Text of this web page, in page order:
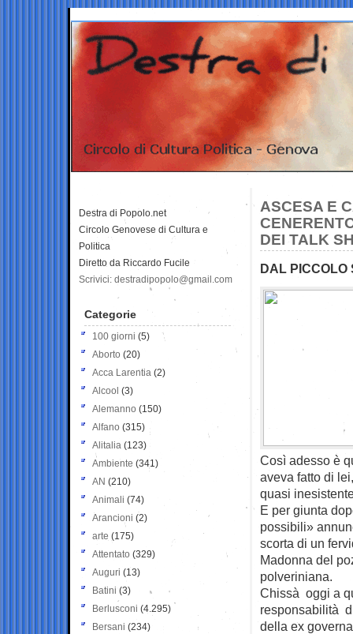
ASCESA E
DEI TALK
DAL PICCOLO
Così adesso è
aveva fatto di
quasi
E per giunta
possibili»
scorta di un
Madonna del
polveriniana.
Chissà oggi a
responsabilità
della ex
Destra di Popolo.net
Circolo Genovese di Cultura e
Politica
Diretto da Riccardo Fucile
Scrivici: destradipopolo@gmail.com
Categorie
100 giorni (5)
Aborto (20)
Acca Larentia (2)
Alcool (3)
Alemanno (150)
Alfano (315)
Alitalia (123)
Ambiente (341)
AN (210)
Animali (74)
Arancioni (2)
arte (175)
Attentato (329)
Auguri (13)
Batini (3)
Berlusconi (4.295)
Bersani (234)